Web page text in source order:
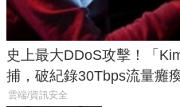
史上最大DDoS攻擊！「
捕，破紀錄30Tbps流量癱
雲端/資訊安全